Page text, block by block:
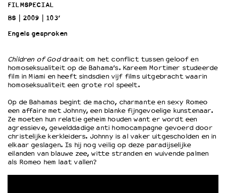
Openingstijden & contact
Bereikbaarheid
Kaartverkoop
EDUCATIE
Schoolvoorstellingen
Filmprogramma’s Primair Onderwijs
Filmprogramma’s VO/MBO
Speciale educatieprogramma’s
OVER LANTARENVENSTER
Wat we doen
FILMSPECIAL
BS
2009
103’
Engels gesproken
Children of Goddraait om het conflict tussen geloof en
homoseksualiteit op de Bahama’s. Kareem Mortimer studeerde
film in Miami en heeft sindsdien vijf films uitgebracht waarin
homoseksualiteit een grote rol speelt.
Op de Bahamas begint de macho, charmante en sexy Romeo
een affaire met Johnny, een blanke fijngevoelige kunstenaar.
Ze moeten hun relatie geheim houden want er wordt een
agressieve, gewelddadige anti homocampagne gevoerd door
christelijke kerkleiders. Johnny is al vaker uitgescholden en in
elkaar geslagen. Is hij nog veilig op deze paradijselijke
eilanden van blauwe zee, witte stranden en wuivende palmen
als Romeo hem laat vallen?